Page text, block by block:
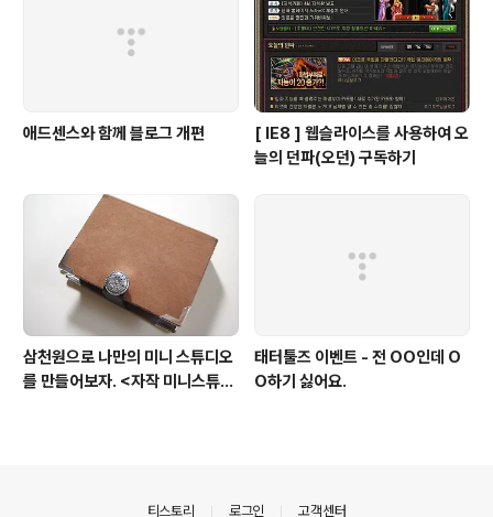
애드센스와 함께 블로그 개편
[ IE8 ] 웹슬라이스를 사용하여 오
늘의 던파(오던) 구독하기
삼천원으로 나만의 미니 스튜디오
를 만들어보자. <자작 미니스튜디
태터툴즈 이벤트 - 전 OO인데 O
O하기 싫어요.
티스토리 로그인 고객센터